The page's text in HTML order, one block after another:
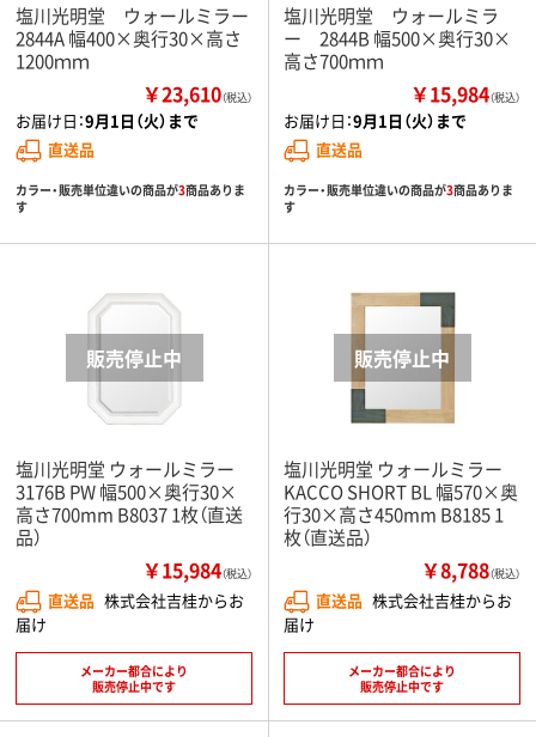
塩川光明堂 ウォールミラー
2844A 幅400×奥行30×高さ
1200ｍｍ
￥23,610（税込）
お届け日：9月1日（火）まで
直送品
カラー・販売単位違いの商品が3商品ありま
す
塩川光明堂 ウォールミラ
ー 2844B 幅500×奥行30×
高さ700ｍｍ
￥15,984（税込）
お届け日：9月1日（火）まで
直送品
カラー・販売単位違いの商品が3商品ありま
す
塩川光明堂 ウォールミラー
3176B PW 幅500×奥行30×
高さ700mm B8037 1枚（直送
品）
￥15,984（税込）
直送品 株式会社吉桂からお
届け
メーカー都合により
販売停止中です
塩川光明堂 ウォールミラー
KACCO SHORT BL 幅570×奥
行30×高さ450mm B8185 1
枚（直送品）
￥8,788（税込）
直送品 株式会社吉桂からお
届け
メーカー都合により
販売停止中です